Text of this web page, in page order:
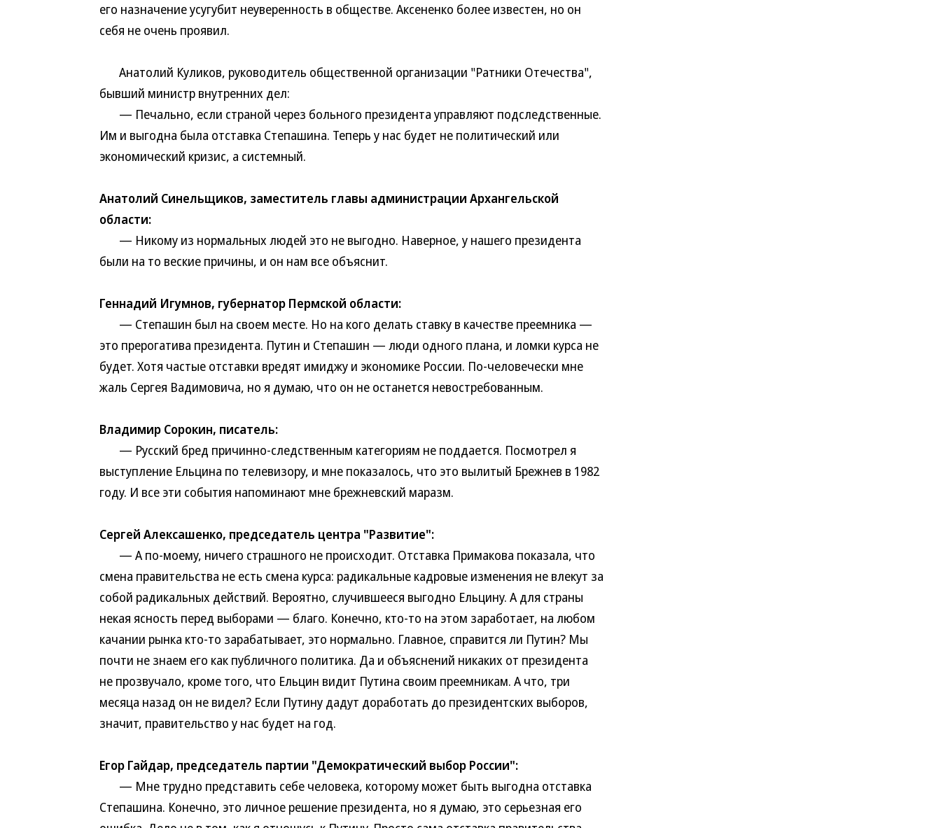
его назначение усугубит неуверенность в обществе. Аксененко более известен, но он
себя не очень проявил.
Анатолий Куликов, руководитель общественной организации "Ратники Отечества",
бывший министр внутренних дел:
— Печально, если страной через больного президента управляют подследственные.
Им и выгодна была отставка Степашина. Теперь у нас будет не политический или
экономический кризис, а системный.
Анатолий Синельщиков, заместитель главы администрации Архангельской
области:
— Никому из нормальных людей это не выгодно. Наверное, у нашего президента
были на то веские причины, и он нам все объяснит.
Геннадий Игумнов, губернатор Пермской области:
— Степашин был на своем месте. Но на кого делать ставку в качестве преемника —
это прерогатива президента. Путин и Степашин — люди одного плана, и ломки курса не
будет. Хотя частые отставки вредят имиджу и экономике России. По-человечески мне
жаль Сергея Вадимовича, но я думаю, что он не останется невостребованным.
Владимир Сорокин, писатель:
— Русский бред причинно-следственным категориям не поддается. Посмотрел я
выступление Ельцина по телевизору, и мне показалось, что это вылитый Брежнев в 1982
году. И все эти события напоминают мне брежневский маразм.
Сергей Алексашенко, председатель центра "Развитие":
— А по-моему, ничего страшного не происходит. Отставка Примакова показала, что
смена правительства не есть смена курса: радикальные кадровые изменения не влекут за
собой радикальных действий. Вероятно, случившееся выгодно Ельцину. А для страны
некая ясность перед выборами — благо. Конечно, кто-то на этом заработает, на любом
качании рынка кто-то зарабатывает, это нормально. Главное, справится ли Путин? Мы
почти не знаем его как публичного политика. Да и объяснений никаких от президента
не прозвучало, кроме того, что Ельцин видит Путина своим преемникам. А что, три
месяца назад он не видел? Если Путину дадут доработать до президентских выборов,
значит, правительство у нас будет на год.
Егор Гайдар, председатель партии "Демократический выбор России":
— Мне трудно представить себе человека, которому может быть выгодна отставка
Степашина. Конечно, это личное решение президента, но я думаю, это серьезная его